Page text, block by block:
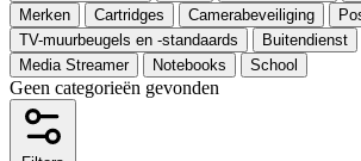
Merken
Cartridges Camerabeveiliging
TV-muurbeugels en -standaards
Buitendienst
Media Streamer
Notebooks School
Geen categorieën gevonden